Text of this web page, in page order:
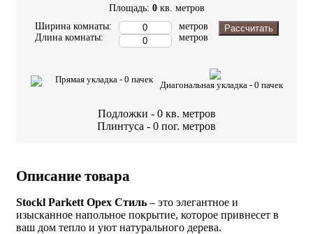
Площадь: 0 кв. метров
Ширина комнаты:
Длина комнаты:
метров
метров
Рассчитать
Прямая укладка - 0 пачек
Диагональная укладка - 0 пачек
Подложки - 0 кв. метров
Плинтуса - 0 пог. метров
Описание товара
Stockl Parkett Орех Стиль – это элегантное и
изысканное напольное покрытие, которое привнесет в
ваш дом тепло и уют натурального дерева.